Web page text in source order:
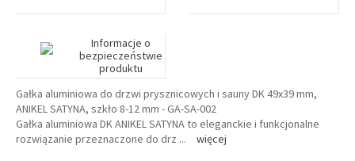
Informacje o
bezpieczeństwie
produktu
Gałka aluminiowa do drzwi prysznicowych i sauny DK 49x39 mm,
ANIKEL SATYNA, szkło 8-12 mm - GA-SA-002
Gałka aluminiowa DK ANIKEL SATYNA to eleganckie i funkcjonalne
rozwiązanie przeznaczone do drz ... więcej